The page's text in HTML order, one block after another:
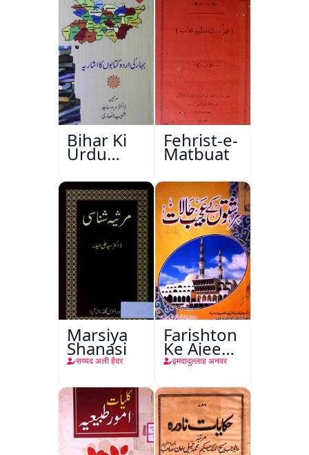
Bihar Ki
Urdu
Kitabon
Ka
Ishariya
Fehrist-e-
Matbuat
Marsiya
Shanasi
सय्यद अली हैदर
Farishton
Ke Ajeeb
Halat
इमदादुल्लाह अनवर